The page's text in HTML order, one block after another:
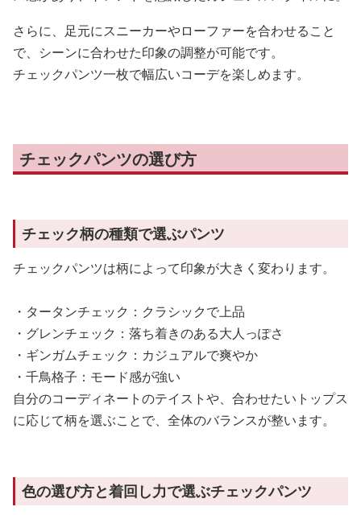
さらに、足元にスニーカーやローファーを合わせること
で、シーンに合わせた印象の調整が可能です。
チェックパンツ一枚で幅広いコーデを楽しめます。
チェックパンツの選び方
チェック柄の種類で選ぶパンツ
チェックパンツは柄によって印象が大きく変わります。
・タータンチェック：クラシックで上品
・グレンチェック：落ち着きのある大人っぽさ
・ギンガムチェック：カジュアルで爽やか
・千鳥格子：モード感が強い
自分のコーディネートのテイストや、合わせたいトップス
に応じて柄を選ぶことで、全体のバランスが整います。
色の選び方と着回し力で選ぶチェックパンツ